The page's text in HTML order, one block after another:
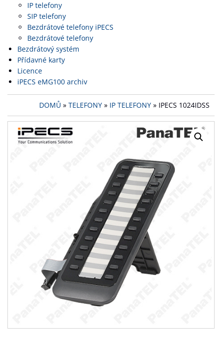
IP telefony
SIP telefony
Bezdrátové telefony iPECS
Bezdrátové telefony
Bezdrátový systém
Přídavné karty
Licence
iPECS eMG100 archiv
DOMŮ » TELEFONY » IP TELEFONY » IPECS 1024IDSS